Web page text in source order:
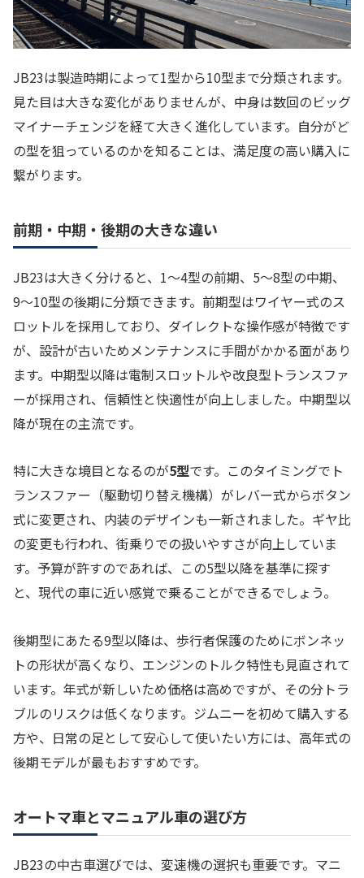
JB23は製造時期によって1型から10型まで分類されます。
見た目は大きな変化がありませんが、中身は数回のビッグ
マイナーチェンジを経て大きく進化しています。自分がど
の型を狙っているのかを知ることは、満足度の高い購入に
繋がります。
前期・中期・後期の大きな違い
JB23は大きく分けると、1〜4型の前期、5〜8型の中期、
9〜10型の後期に分類できます。前期型はワイヤー式のス
ロットルを採用しており、ダイレクトな操作感が特徴です
が、設計が古いためメンテナンスに手間がかかる面があり
ます。中期型以降は電制スロットルや改良型トランスファ
ーが採用され、信頼性と快適性が向上しました。中期型以
降が現在の主流です。
特に大きな境目となるのが5型です。このタイミングでト
ランスファー（駆動切り替え機構）がレバー式からボタン
式に変更され、内装のデザインも一新されました。ギヤ比
の変更も行われ、街乗りでの扱いやすさが向上していま
す。予算が許すのであれば、この5型以降を基準に探す
と、現代の車に近い感覚で乗ることができるでしょう。
後期型にあたる9型以降は、歩行者保護のためにボンネッ
トの形状が高くなり、エンジンのトルク特性も見直されて
います。年式が新しいため価格は高めですが、その分トラ
ブルのリスクは低くなります。ジムニーを初めて購入する
方や、日常の足として安心して使いたい方には、高年式の
後期モデルが最もおすすめです。
オートマ車とマニュアル車の選び方
JB23の中古車選びでは、変速機の選択も重要です。マニ